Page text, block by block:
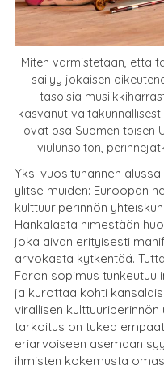
Miten varmistetaan, että
säilyy jokaisen
tasoisia
kasvanut
ovat osa Suomen toisen
viulunsoiton,
Yksi vuosituhannen
ylitse muiden: Euroopan
kulttuuriperinnön
Hankalasta nimestään
joka aivan erityisesti
arvokasta kytkentää.
Faron sopimus tunkeutuu
ja kurottaa kohti
virallisen
tarkoitus on tukea
eriarvoiseen asemaan
ihmisten kokemusta